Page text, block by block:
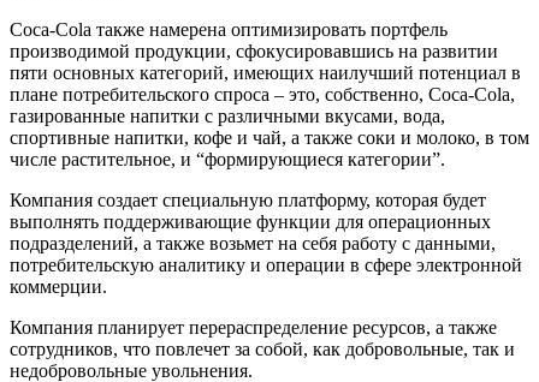
Coca-Cola также намерена оптимизировать портфель
производимой продукции, сфокусировавшись на развитии
пяти основных категорий, имеющих наилучший потенциал в
плане потребительского спроса – это, собственно, Coca-Cola,
газированные напитки с различными вкусами, вода,
спортивные напитки, кофе и чай, а также соки и молоко, в том
числе растительное, и “формирующиеся категории”.
Компания создает специальную платформу, которая будет
выполнять поддерживающие функции для операционных
подразделений, а также возьмет на себя работу с данными,
потребительскую аналитику и операции в сфере электронной
коммерции.
Компания планирует перераспределение ресурсов, а также
сотрудников, что повлечет за собой, как добровольные, так и
недобровольные увольнения.